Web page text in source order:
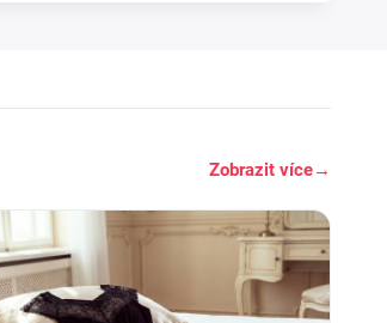
Zobrazit více→